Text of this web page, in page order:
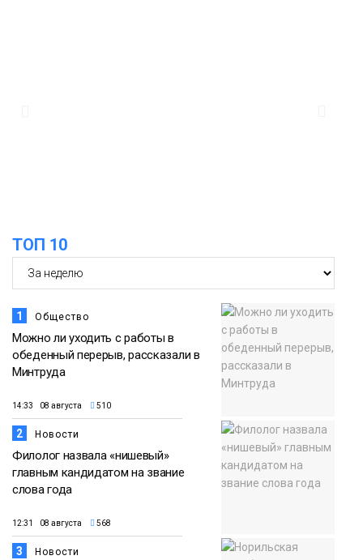
ТОП 10
1 Общество
Можно ли уходить с работы в
обеденный перерыв, рассказали в
Минтруда
14:33 08 августа 510
2 Новости
Филолог назвала «нишевый»
главным кандидатом на звание
слова года
12:31 08 августа 568
3 Новости